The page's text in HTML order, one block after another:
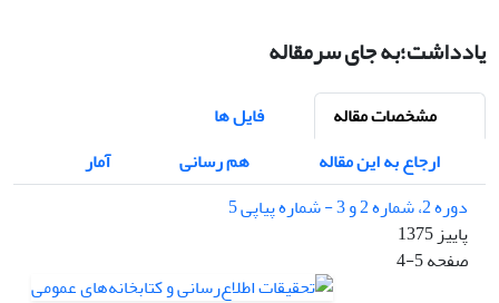
یادداشت؛به جای سرمقاله
مشخصات مقاله
فایل ها
ارجاع به این مقاله
هم رسانی
آمار
دوره 2، شماره 2 و 3 - شماره پیاپی 5
پاییز 1375
صفحه4-5